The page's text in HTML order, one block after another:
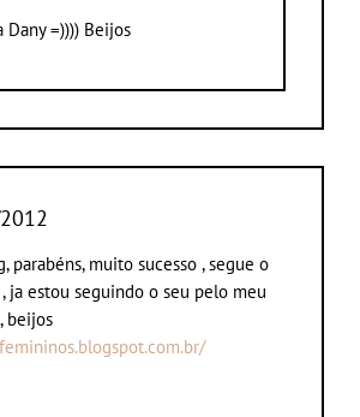
Dany =)))) Beijos
parabéns, muito sucesso , segue o
ja estou seguindo o seu pelo meu
beijos